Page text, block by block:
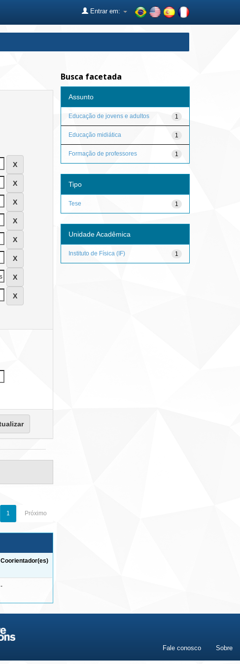
Entrar em:
1 Próximo
Coorientador(es)
-
Busca facetada
Assunto
1
Educação de jovens e adultos
1
Educação midiática
1
Formação de professores
Tipo
1
Tese
Unidade Acadêmica
1
Instituto de Física (IF)
Fale conosco Sobre